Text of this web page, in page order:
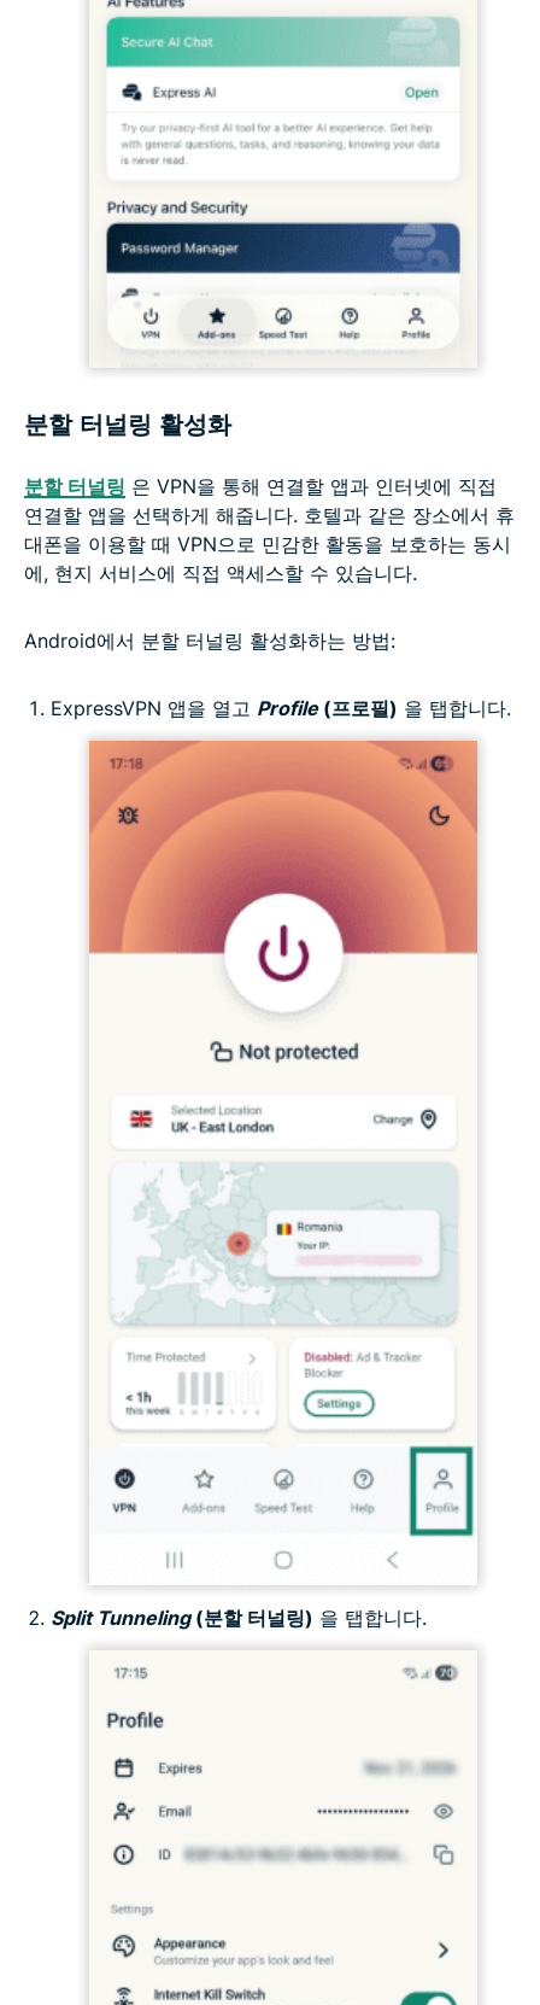
분할 터널링 활성화
분할 터널링 은 VPN을 통해 연결할 앱과 인터넷에 직접
연결할 앱을 선택하게 해줍니다. 호텔과 같은 장소에서 휴
대폰을 이용할 때 VPN으로 민감한 활동을 보호하는 동시
에, 현지 서비스에 직접 액세스할 수 있습니다.
Android에서 분할 터널링 활성화하는 방법:
ExpressVPN 앱을 열고 Profile(프로필) 을 탭합니다.
Split Tunneling(분할 터널링) 을 탭합니다.